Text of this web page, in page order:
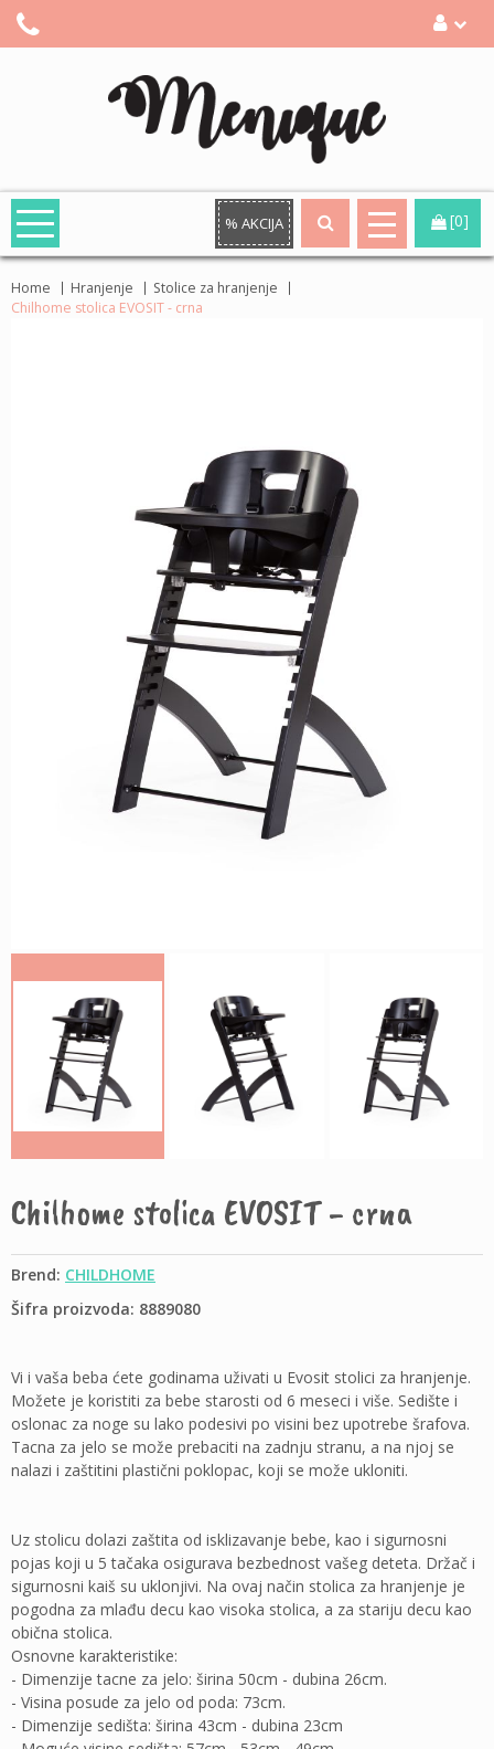
% AKCIJA [0]
Home Hranjenje
Stolice za hranjenje
Chilhome stolica EVOSIT - crna
Chilhome stolica EVOSIT - crna
Brend: CHILDHOME
Šifra proizvoda: 8889080
Vi i vaša beba ćete godinama uživati u Evosit stolici za hranjenje.
Možete je koristiti za bebe starosti od 6 meseci i više. Sedište i
oslonac za noge su lako podesivi po visini bez upotrebe šrafova.
Tacna za jelo se može prebaciti na zadnju stranu, a na njoj se
nalazi i zaštitini plastični poklopac, koji se može ukloniti.
Uz stolicu dolazi zaštita od isklizavanje bebe, kao i sigurnosni
pojas koji u 5 tačaka osigurava bezbednost vašeg deteta. Držač i
sigurnosni kaiš su uklonjivi. Na ovaj način stolica za hranjenje je
pogodna za mlađu decu kao visoka stolica, a za stariju decu kao
obična stolica.
Osnovne karakteristike:
- Dimenzije tacne za jelo: širina 50cm - dubina 26cm.
- Visina posude za jelo od poda: 73cm.
- Dimenzije sedišta: širina 43cm - dubina 23cm